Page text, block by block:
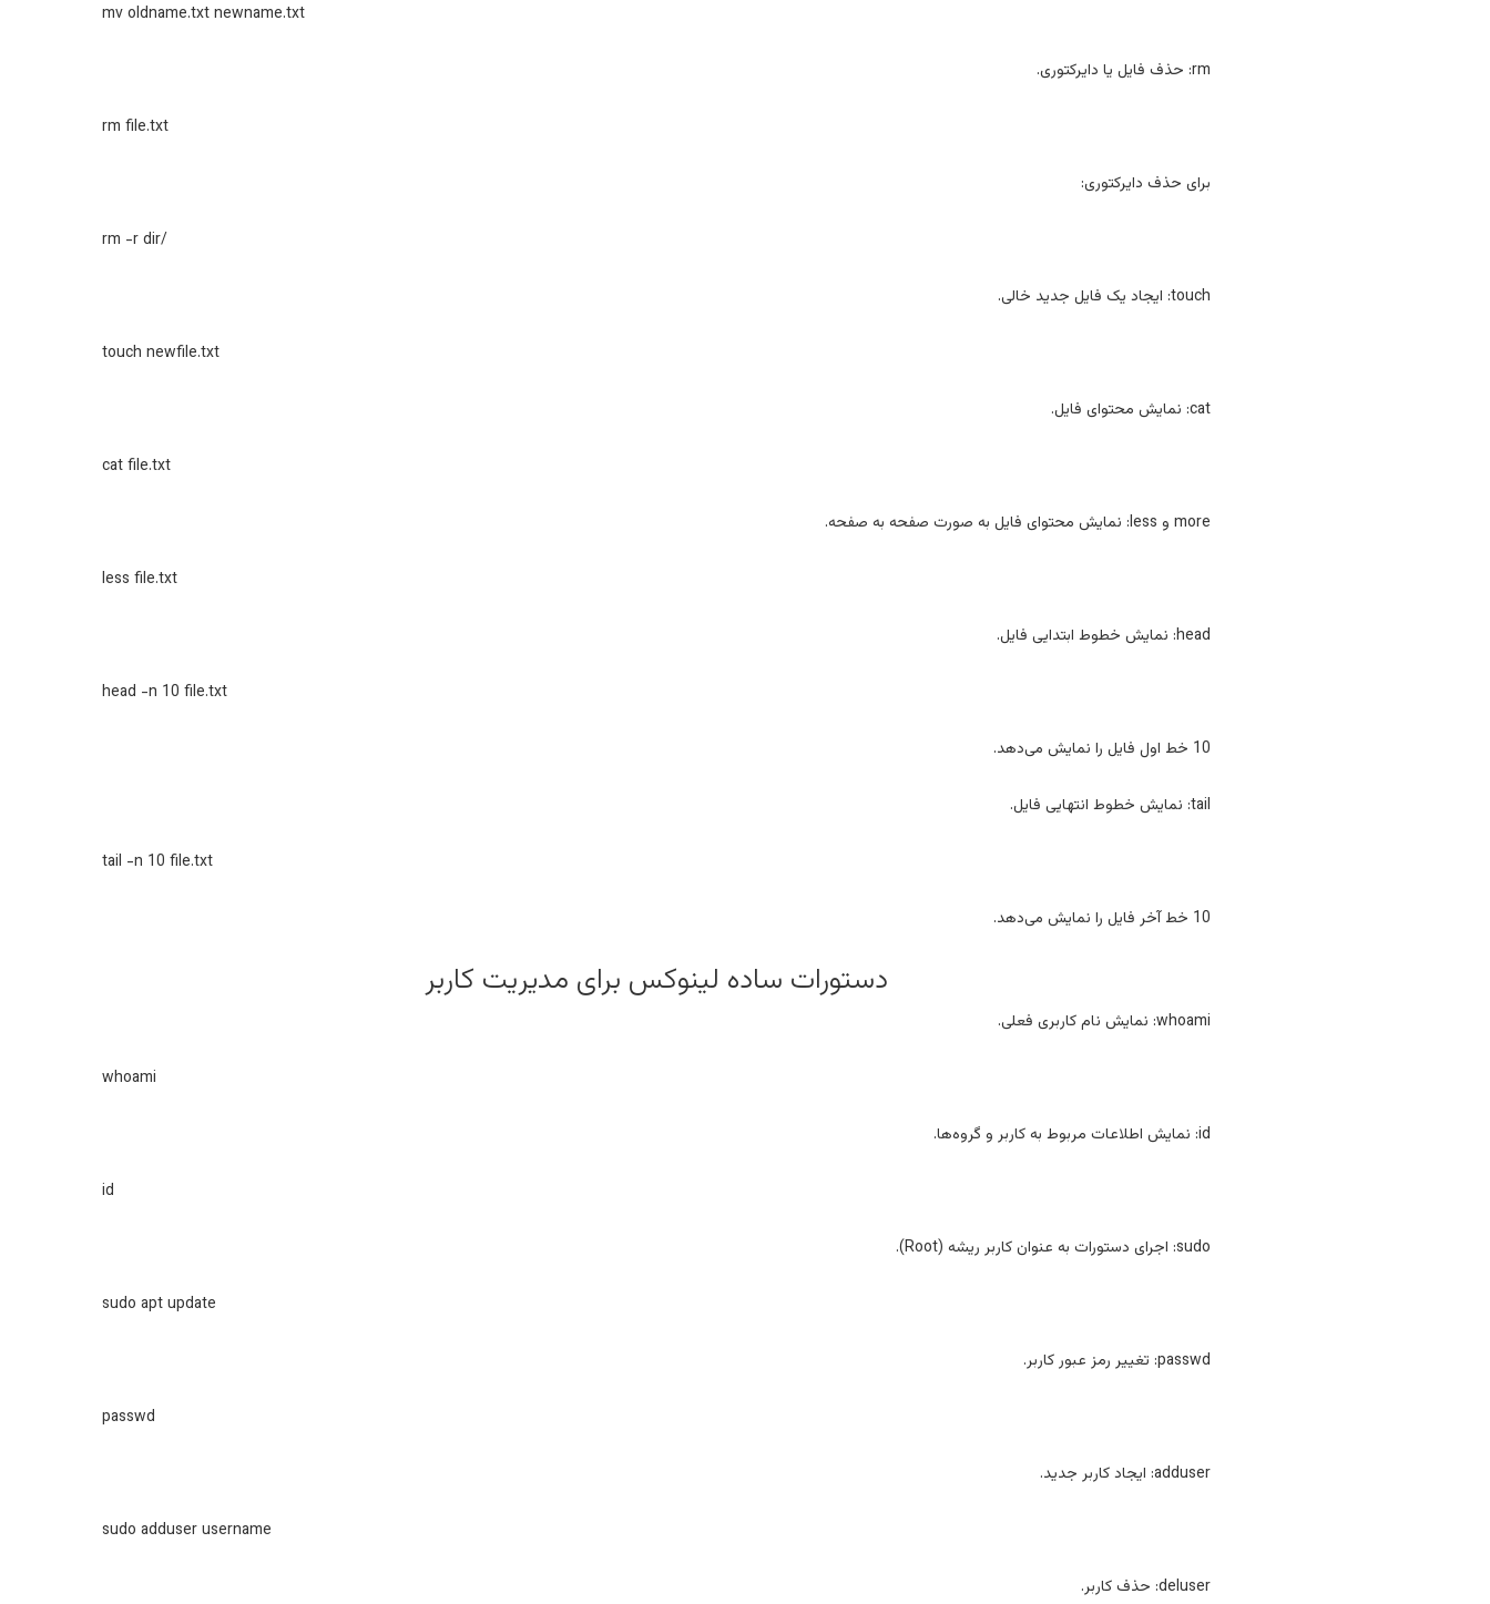
mv oldname.txt newname.txt
rm: حذف فایل یا دایرکتوری.
rm file.txt
برای حذف دایرکتوری:
rm -r dir/
touch: ایجاد یک فایل جدید خالی.
touch newfile.txt
cat: نمایش محتوای فایل.
cat file.txt
more و less: نمایش محتوای فایل به صورت صفحه به صفحه.
less file.txt
head: نمایش خطوط ابتدایی فایل.
head -n 10 file.txt
10 خط اول فایل را نمایش می‌دهد.
tail: نمایش خطوط انتهایی فایل.
tail -n 10 file.txt
10 خط آخر فایل را نمایش می‌دهد.
دستورات ساده لینوکس برای مدیریت کاربر
whoami: نمایش نام کاربری فعلی.
whoami
id: نمایش اطلاعات مربوط به کاربر و گروه‌ها.
id
sudo: اجرای دستورات به عنوان کاربر ریشه (Root).
sudo apt update
passwd: تغییر رمز عبور کاربر.
passwd
adduser: ایجاد کاربر جدید.
sudo adduser username
deluser: حذف کاربر.